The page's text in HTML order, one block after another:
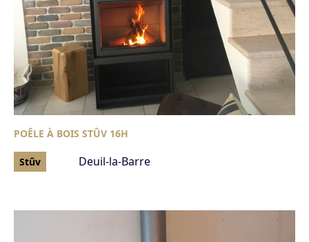
POÊLE À BOIS STÛV 16H
Stûv Deuil-la-Barre